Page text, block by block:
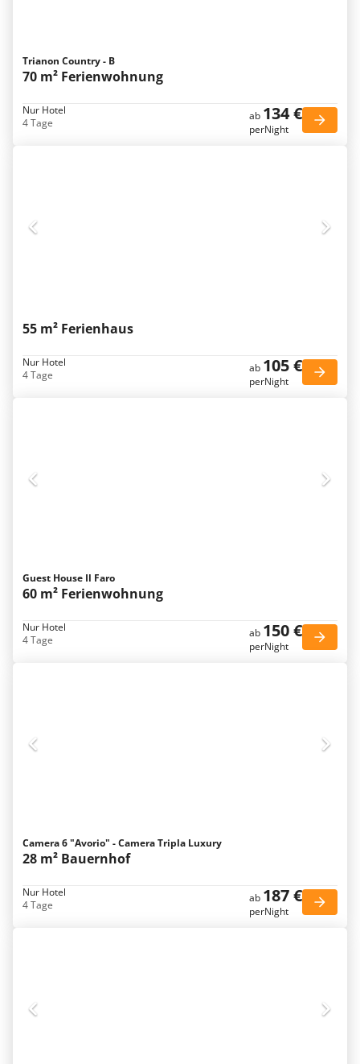
Trianon Country - B
70 m² Ferienwohnung
Nur Hotel
4 Tage
ab 134 €
perNight
55 m² Ferienhaus
Nur Hotel
4 Tage
ab 105 €
perNight
Guest House Il Faro
60 m² Ferienwohnung
Nur Hotel
4 Tage
ab 150 €
perNight
Camera 6 "Avorio" - Camera Tripla Luxury
28 m² Bauernhof
Nur Hotel
4 Tage
ab 187 €
perNight